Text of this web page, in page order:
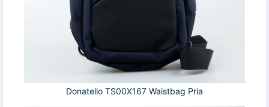
Donatello TS00X167 Waistbag Pria